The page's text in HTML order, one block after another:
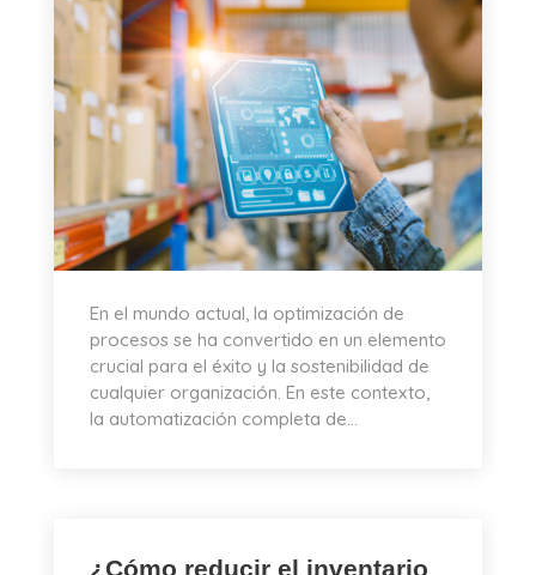
En el mundo actual, la optimización de
procesos se ha convertido en un elemento
crucial para el éxito y la sostenibilidad de
cualquier organización. En este contexto,
la automatización completa de...
¿Cómo reducir el inventario